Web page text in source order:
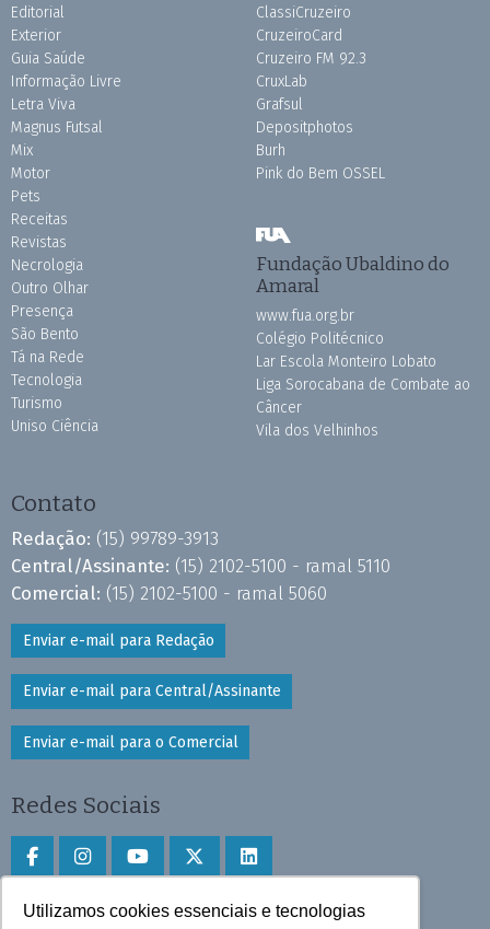
Utilizamos cookies essenciais e tecnologias
Editorial
Exterior
Guia Saúde
Informação Livre
Letra Viva
Magnus Futsal
Mix
Motor
Pets
Receitas
Revistas
Necrologia
Outro Olhar
Presença
São Bento
Tá na Rede
Tecnologia
Turismo
Uniso Ciência
ClassiCruzeiro
CruzeiroCard
Cruzeiro FM 92.3
CruxLab
Grafsul
Depositphotos
Burh
Pink do Bem OSSEL
Fundação Ubaldino do
Amaral
www.fua.org.br
Colégio Politécnico
Lar Escola Monteiro Lobato
Liga Sorocabana de Combate ao
Câncer
Vila dos Velhinhos
Contato
Redação: (15) 99789-3913
Central/Assinante: (15) 2102-5100 - ramal 5110
Comercial: (15) 2102-5100 - ramal 5060
Enviar e-mail para Redação
Enviar e-mail para Central/Assinante
Enviar e-mail para o Comercial
Redes Sociais
Faça download do aplicativo